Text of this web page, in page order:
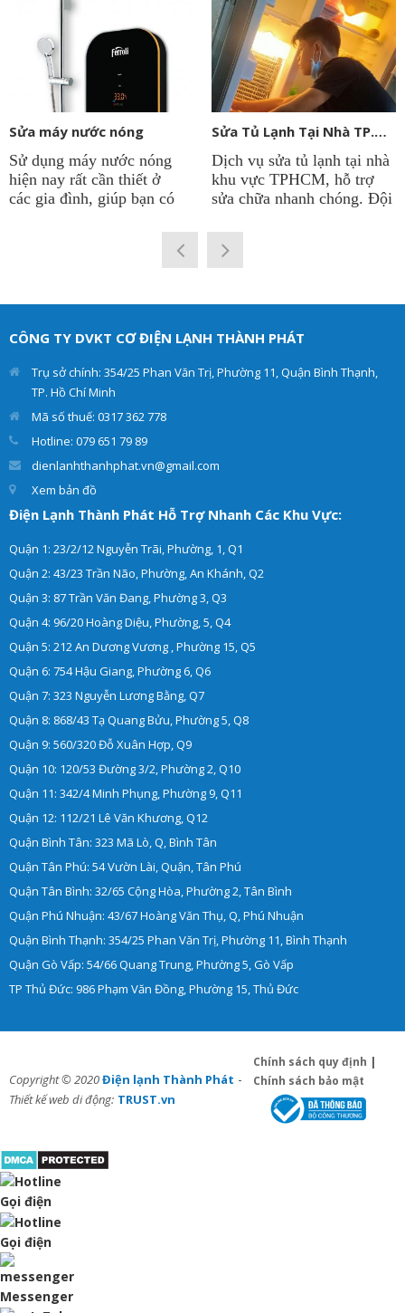
Sửa máy nước nóng
Sử dụng máy nước nóng
hiện nay rất cần thiết ở
các gia đình, giúp bạn có
quanh năm để phục vụ cho
sinh hoạt. Vì thế việc máy
vụ sửa máy nước nóng các
loại như: máy nước nóng
trực tiếp, máy nước nóng
gián tiếp tại nhà.
Sửa Tủ Lạnh Tại Nhà TP.HCM
Dịch vụ sửa tủ lạnh tại nhà
khu vực TPHCM, hỗ trợ
sửa chữa nhanh chóng. Đội
lạnh tại công ty
Thành Phát
nhất. Giúp cho tủ lạnh
hiệu quả và an toàn.
CÔNG TY DVKT CƠ ĐIỆN LẠNH THÀNH PHÁT
Trụ sở chính: 354/25 Phan Văn Trị, Phường 11, Quận Bình Thạnh,
TP. Hồ Chí Minh
Mã số thuế: 0317 362 778
Hotline: 079 651 79 89
dienlanhthanhphat.vn@gmail.com
Xem bản đồ
Điện Lạnh Thành Phát Hỗ Trợ Nhanh Các Khu Vực:
Quận 1: 23/2/12 Nguyễn Trãi, Phường, 1, Q1
Quận 2: 43/23 Trần Não, Phường, An Khánh, Q2
Quận 3: 87 Trần Văn Đang, Phường 3, Q3
Quận 4: 96/20 Hoàng Diệu, Phường, 5, Q4
Quận 5: 212 An Dương Vương , Phường 15, Q5
Quận 6: 754 Hậu Giang, Phường 6, Q6
Quận 7: 323 Nguyễn Lương Bằng, Q7
Quận 8: 868/43 Tạ Quang Bửu, Phường 5, Q8
Quận 9: 560/320 Đỗ Xuân Hợp, Q9
Quận 10: 120/53 Đường 3/2, Phường 2, Q10
Quận 11: 342/4 Minh Phụng, Phường 9, Q11
Quận 12: 112/21 Lê Văn Khương, Q12
Quận Bình Tân: 323 Mã Lò, Q, Bình Tân
Quận Tân Phú: 54 Vườn Lài, Quận, Tân Phú
Quận Tân Bình: 32/65 Cộng Hòa, Phường 2, Tân Bình
Quận Phú Nhuận: 43/67 Hoàng Văn Thụ, Q, Phú Nhuận
Quận Bình Thạnh: 354/25 Phan Văn Trị, Phường 11, Bình Thạnh
Quận Gò Vấp: 54/66 Quang Trung, Phường 5, Gò Vấp
TP Thủ Đức: 986 Phạm Văn Đồng, Phường 15, Thủ Đức
Copyright © 2020Điện lạnh Thành Phát -
Thiết kế web di động: TRUST.vn
Chính sách quy định |
Chính sách bảo mật
Gọi điện
Gọi điện
Messenger